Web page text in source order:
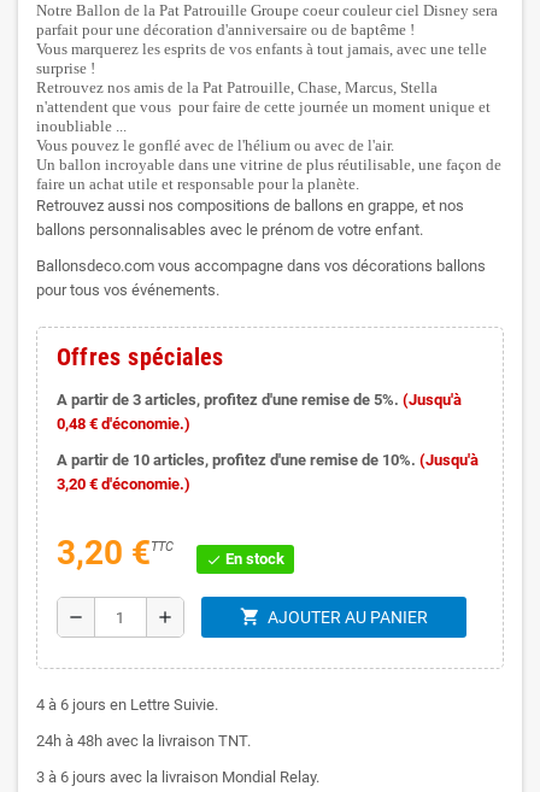
Notre Ballon de la Pat Patrouille Groupe coeur couleur ciel Disney sera
parfait pour une décoration d'anniversaire ou de baptême !
Vous marquerez les esprits de vos enfants à tout jamais, avec une telle
surprise !
Retrouvez nos amis de la Pat Patrouille, Chase, Marcus, Stella
n'attendent que vous pour faire de cette journée un moment unique et
inoubliable ...
Vous pouvez le gonflé avec de l'hélium ou avec de l'air.
Un ballon incroyable dans une vitrine de plus réutilisable, une façon de
faire un achat utile et responsable pour la planète.
Retrouvez aussi nos compositions de ballons en grappe, et nos
ballons personnalisables avec le prénom de votre enfant.
Ballonsdeco.com vous accompagne dans vos décorations ballons
pour tous vos événements.
Offres spéciales
A partir de 3 articles, profitez d'une remise de 5%. (Jusqu'à
0,48 € d'économie.)
A partir de 10 articles, profitez d'une remise de 10%. (Jusqu'à
3,20 € d'économie.)
3,20 €TTC
check En stock
remove add shopping_cart AJOUTER AU PANIER
4 à 6 jours en Lettre Suivie.
24h à 48h avec la livraison TNT.
3 à 6 jours avec la livraison Mondial Relay.